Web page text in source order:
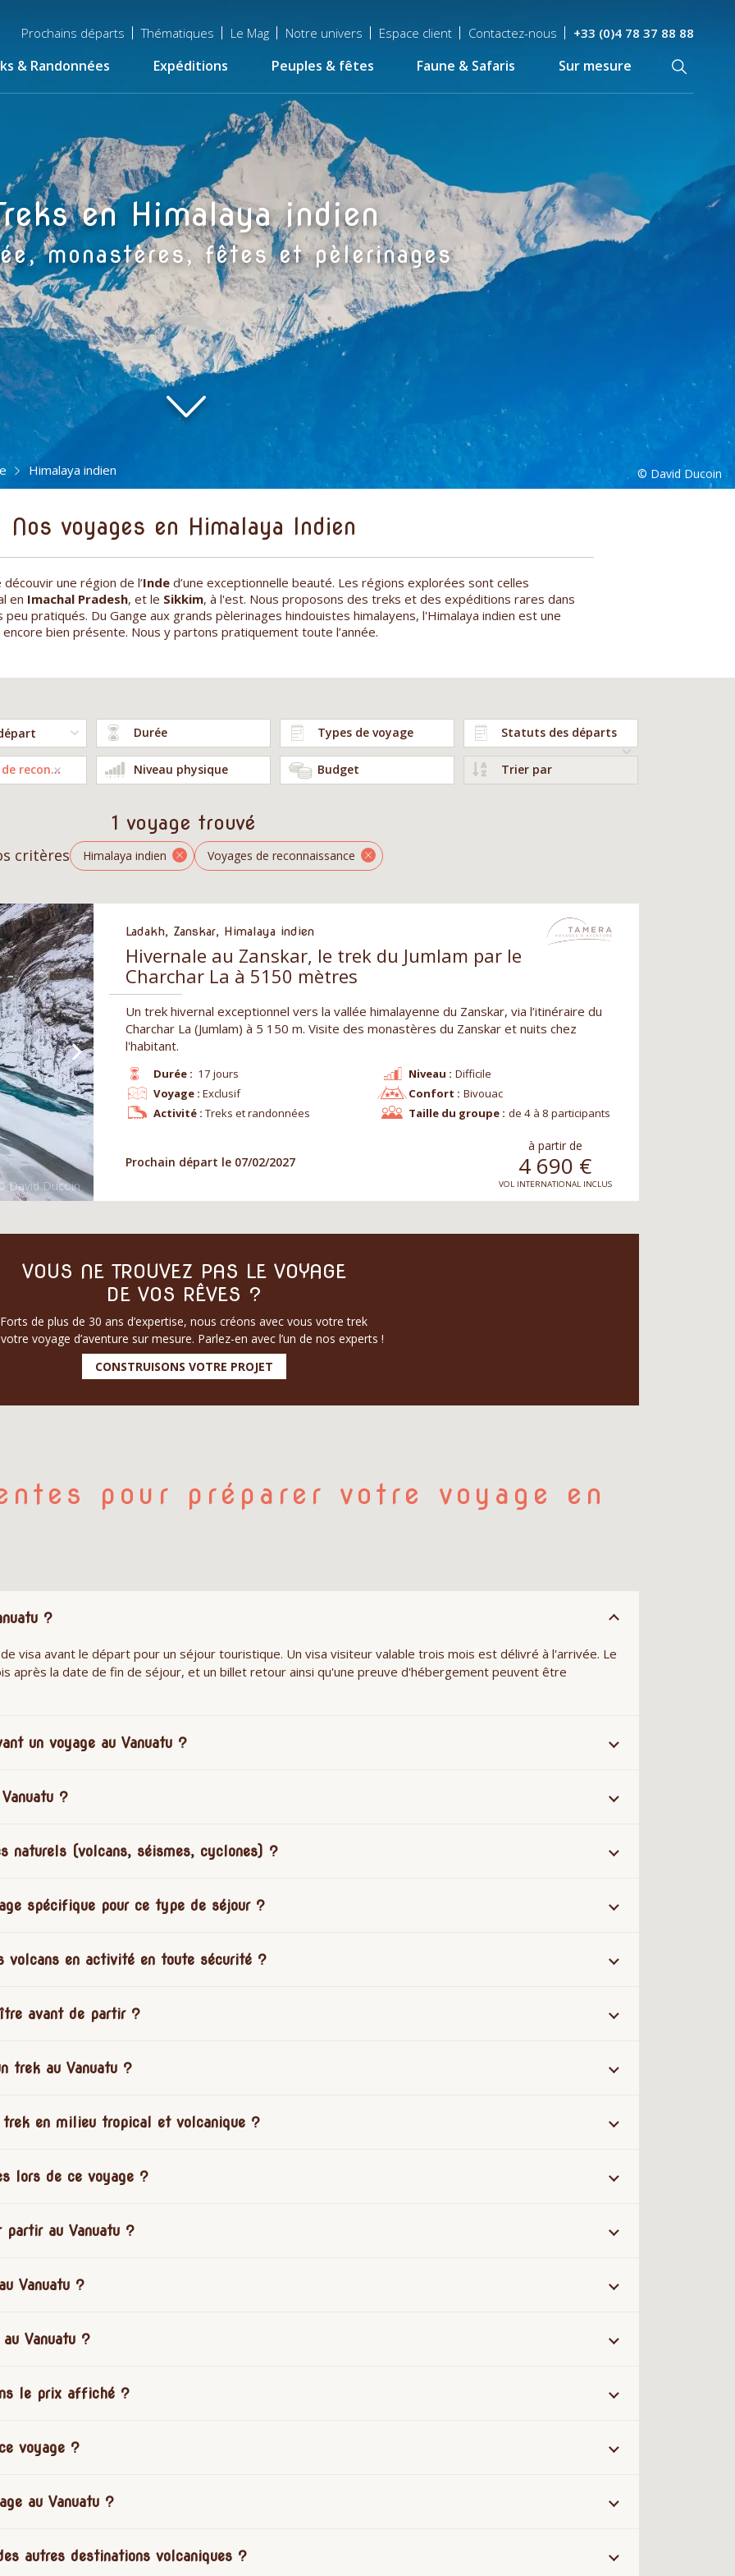
Menu
Prochains départs Thématiques Le Mag Notre univers Espace client Contactez-nous +33 (0)4 78 37 88 88
& Randonnées Expéditions Peuples & fêtes Faune & Safaris Sur mesure
en Himalaya indien
monastères, fêtes et pèlerinages
Himalaya indien
Nos voyages en Himalaya Indien
une région de l’Inde d’une exceptionnelle beauté. Les régions explorées sont celles
en Imachal Pradesh, et le Sikkim, à l'est. Nous proposons des treks et des expéditions rares dans
pratiqués. Du Gange aux grands pèlerinages hindouistes himalayens, l'Himalaya indien est une
bien présente. Nous y partons pratiquement toute l’année.
Durée Types de voyage Statuts des départs
Voyages de reconnaissance Niveau physique Budget Trier par
1 voyage trouvé
critères Himalaya indien Voyages de reconnaissance
Ladakh, Zanskar, Himalaya indien
Hivernale au Zanskar, le trek du Jumlam par le
Charchar La à 5150 mètres
Un trek hivernal exceptionnel vers la vallée himalayenne du Zanskar, via l’itinéraire du
Charchar La (Jumlam) à 5 150 m. Visite des monastères du Zanskar et nuits chez
l'habitant.
Durée : 17 jours Niveau : Difficile
Voyage : Exclusif Confort : Bivouac
Activité : Treks et randonnées Taille du groupe : de 4 à 8 participants
Prochain départ le 07/02/2027
à partir de
4 690 €
VOL INTERNATIONAL INCLUS
VOUS NE TROUVEZ PAS LE VOYAGE
DE VOS RÊVES ?
Forts de plus de 30 ans d’expertise, nous créons avec vous votre trek
voyage d’aventure sur mesure. Parlez-en avec l’un de nos experts !
CONSTRUISONS VOTRE PROJET
pour préparer votre voyage en
?
visa avant le départ pour un séjour touristique. Un visa visiteur valable trois mois est délivré à l'arrivée. Le
après la date de fin de séjour, et un billet retour ainsi qu'une preuve d'hébergement peuvent être
un voyage au Vanuatu ?
?
naturels (volcans, séismes, cyclones) ?
spécifique pour ce type de séjour ?
volcans en activité en toute sécurité ?
avant de partir ?
trek au Vanuatu ?
en milieu tropical et volcanique ?
lors de ce voyage ?
au Vanuatu ?
Vanuatu ?
Vanuatu ?
le prix affiché ?
voyage ?
au Vanuatu ?
autres destinations volcaniques ?